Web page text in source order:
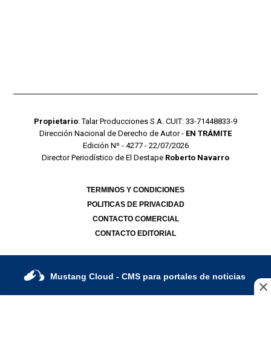
Propietario: Talar Producciones S.A. CUIT: 33-71448833-9
Dirección Nacional de Derecho de Autor - EN TRÁMITE
Edición Nº - 4277 - 22/07/2026
Director Periodístico de El Destape Roberto Navarro
TERMINOS Y CONDICIONES
POLITICAS DE PRIVACIDAD
CONTACTO COMERCIAL
CONTACTO EDITORIAL
Mustang Cloud - CMS para portales de noticias